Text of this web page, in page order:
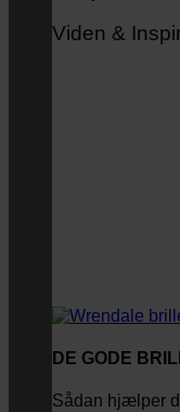
Viden &
DE GODE
Sådan hjælper